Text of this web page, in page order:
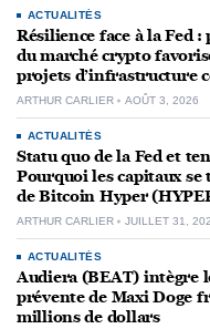
ACTUALITÉS
Résilience face à la Fed
du marché crypto
projets d’infrastructure
ARTHUR CARLIER AOÛT 3, 2026
ACTUALITÉS
Statu quo de la Fed et
Pourquoi les capitaux
de Bitcoin Hyper
ARTHUR CARLIER JUILLET 31,
ACTUALITÉS
Audiera (BEAT) intègre
prévente de Maxi Doge
millions de dollars